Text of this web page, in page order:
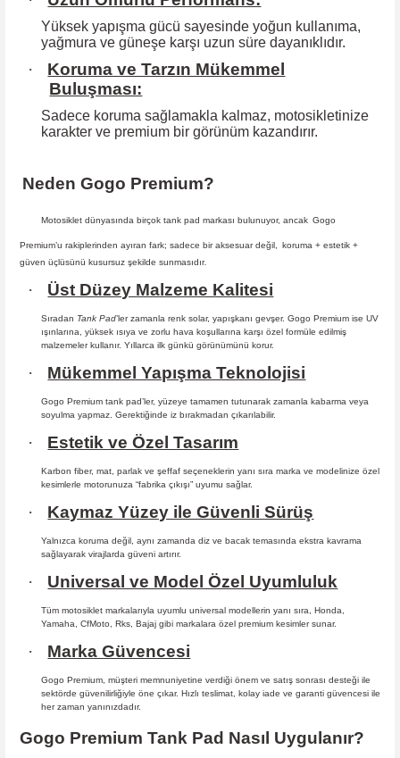
Yüksek yapışma gücü sayesinde yoğun kullanıma,
yağmura ve güneşe karşı uzun süre dayanıklıdır.
·
Koruma ve Tarzın Mükemmel
Buluşması:
Sadece koruma sağlamakla kalmaz, motosikletinize
karakter ve premium bir görünüm kazandırır.
Neden Gogo Premium?
Motosiklet dünyasında birçok tank pad markası bulunuyor, ancak Gogo
Premium’u rakiplerinden ayıran fark; sadece bir aksesuar değil,
koruma + estetik +
güven üçlüsünü kusursuz şekilde sunmasıdır.
· Üst Düzey Malzeme Kalitesi
Sıradan Tank Pad’ler zamanla renk solar, yapışkanı gevşer. Gogo Premium ise UV
ışınlarına, yüksek ısıya ve zorlu hava koşullarına karşı özel formüle edilmiş
malzemeler kullanır. Yıllarca ilk günkü görünümünü korur.
· Mükemmel Yapışma Teknolojisi
Gogo Premium tank pad’ler, yüzeye tamamen tutunarak zamanla kabarma veya
soyulma yapmaz. Gerektiğinde iz bırakmadan çıkarılabilir.
· Estetik ve Özel Tasarım
Karbon fiber, mat, parlak ve şeffaf seçeneklerin yanı sıra marka ve modelinize özel
kesimlerle motorunuza “fabrika çıkışı” uyumu sağlar.
· Kaymaz Yüzey ile Güvenli Sürüş
Yalnızca koruma değil, aynı zamanda diz ve bacak temasında ekstra kavrama
sağlayarak virajlarda güveni artırır.
· Universal ve Model Özel Uyumluluk
Tüm motosiklet markalarıyla uyumlu universal modellerin yanı sıra, Honda,
Yamaha, CfMoto, Rks, Bajaj gibi markalara özel premium kesimler sunar.
· Marka Güvencesi
Gogo Premium, müşteri memnuniyetine verdiği önem ve satış sonrası desteği ile
sektörde güvenilirliğiyle öne çıkar. Hızlı teslimat, kolay iade ve garanti güvencesi ile
her zaman yanınızdadır.
Gogo Premium Tank Pad Nasıl Uygulanır?